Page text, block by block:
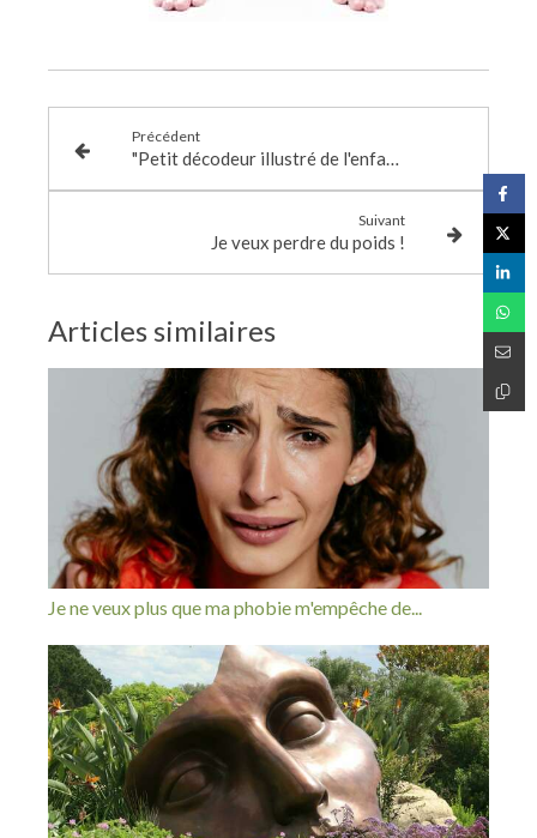
Précédent
"Petit décodeur illustré de l'enfant en crise", Anne-Claire Kleindienst & Lynda Corazza
Suivant
Je veux perdre du poids !
Articles similaires
Je ne veux plus que ma phobie m'empêche de...